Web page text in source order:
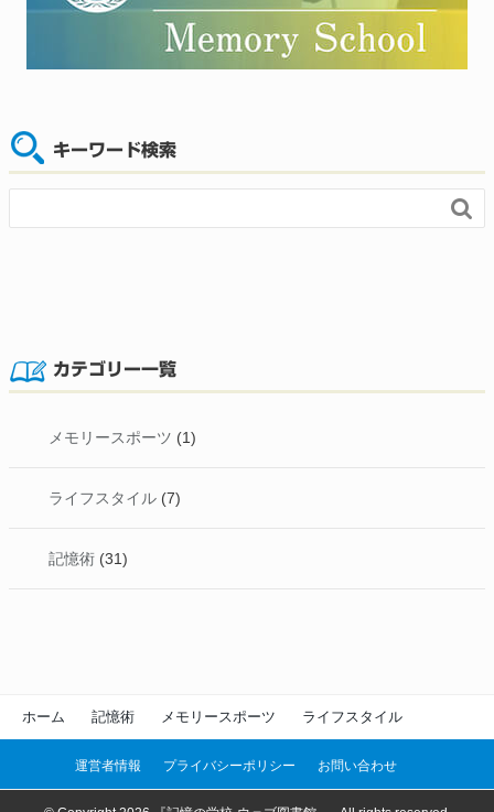
キーワード検索

カテゴリー一覧
メモリースポーツ (1)
ライフスタイル (7)
記憶術 (31)
ホーム 記憶術 メモリースポーツ ライフスタイル
運営者情報 プライバシーポリシー お問い合わせ